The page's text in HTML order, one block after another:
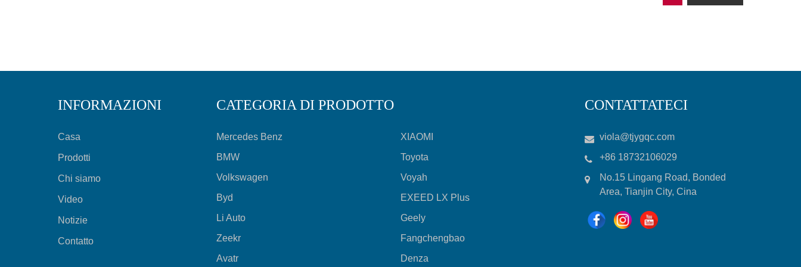
INFORMAZIONI
Casa
Prodotti
Chi siamo
Video
Notizie
Contatto
CATEGORIA DI PRODOTTO
Mercedes Benz
BMW
Volkswagen
Byd
Li Auto
Zeekr
Avatr
XIAOMI
Toyota
Voyah
EXEED LX Plus
Geely
Fangchengbao
Denza
CONTATTATECI
viola@tjygqc.com
+86 18732106029
No.15 Lingang Road, Bonded
Area, Tianjin City, Cina